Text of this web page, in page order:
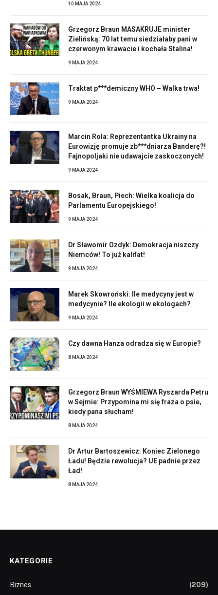
10 MAJA 2024
Grzegorz Braun MASAKRUJE minister
Zielińską: 70 lat temu siedziałaby pani w
czerwonym krawacie i kochała Stalina!
9 MAJA 2024
Traktat p***demiczny WHO – Walka trwa!
9 MAJA 2024
Marcin Rola: Reprezentantka Ukrainy na
Eurowizję promuje zb***dniarza Banderę?!
Fajnopoljaki nie udawajcie zaskoczonych!
9 MAJA 2024
Bosak, Braun, Piech: Wielka koalicja do
Parlamentu Europejskiego!
9 MAJA 2024
Dr Sławomir Ozdyk: Demokracja niszczy
Niemców! To już kalifat!
9 MAJA 2024
Marek Skowroński: Ile medycyny jest w
medycynie? Ile ekologii w ekologach?
9 MAJA 2024
Czy dawna Hanza odradza się w Europie?
8 MAJA 2024
Grzegorz Braun WYŚMIEWA Ryszarda Petru
w Sejmie: Przypomina mi się fraza o psie,
kiedy pana słucham!
8 MAJA 2024
Dr Artur Bartoszewicz: Koniec Zielonego
Ładu! Będzie rewolucja? UE padnie przez
Ład!
8 MAJA 2024
KATEGORIE
Biznes
(209)